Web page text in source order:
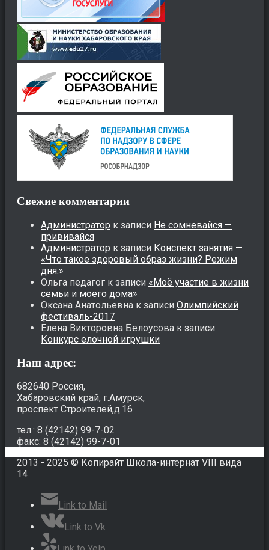
Свежие комментарии
Администратор к записи Не сомневайся —
прививайся
Администратор к записи Конспект занятия —
«Что такое здоровый образ жизни? Режим
дня.»
Ольга педагог к записи «Моё участие в жизни
семьи и моего дома»
Оксана Анатольевна к записи Олимпийский
фестиваль-2017
Елена Викторовна Белоусова к записи
Конкурс елочной игрушки
Наш адрес:
682640 Россия,
Хабаровский край, г.Амурск,
проспект Строителей,д.16
тел.: 8 (42142) 99-7-02
факс: 8 (42142) 99-7-01
2013 - 2025 © Копирайт Школа-интернат VIII вида
14
Link to Mail
Link to Vk